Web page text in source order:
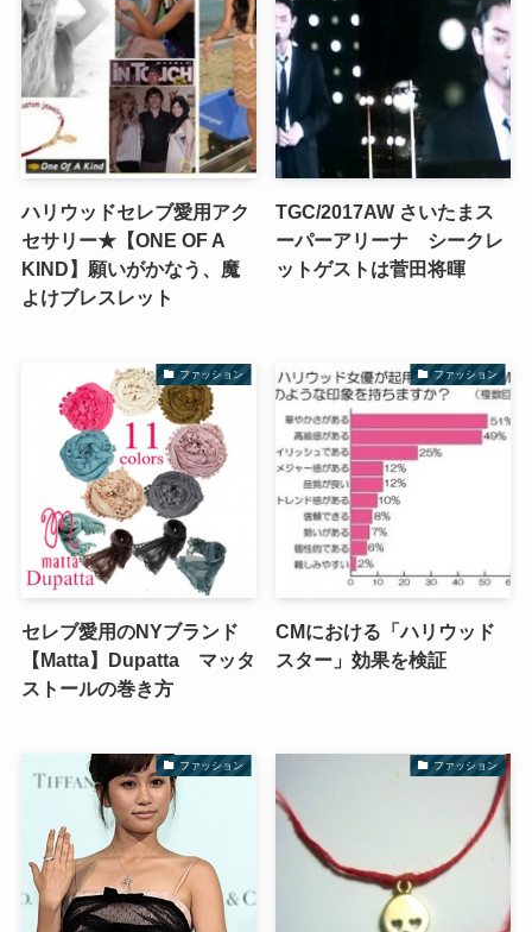
ハリウッドセレブ愛用アク
セサリー★【ONE OF A
KIND】願いがかなう、魔
よけブレスレット
TGC/2017AW さいたまス
ーパーアリーナ シークレ
ットゲストは菅田将暉
ファッション
セレブ愛用のNYブランド
【Matta】Dupatta マッタ
ストールの巻き方
ファッション
CMにおける「ハリウッド
スター」効果を検証
ファッション ファッション